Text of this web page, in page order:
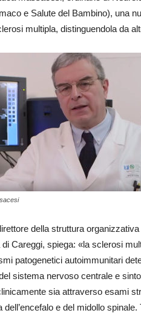
e Salute del Bambino), una
multipla, distinguendola da
della struttura
Careggi, spiega: «la sclerosi
patogenetici autoimmunitari
sistema nervoso centrale e
sia attraverso esami
e del midollo